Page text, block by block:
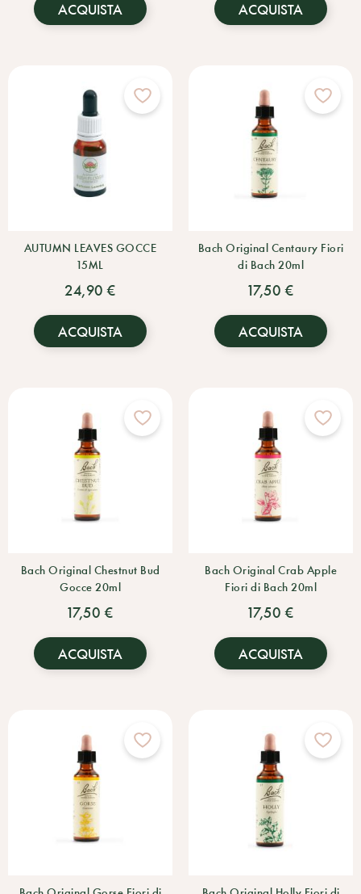
ACQUISTA ACQUISTA
AUTUMN LEAVES GOCCE
15ML
24,90 €
ACQUISTA
Bach Original Centaury Fiori
di Bach 20ml
17,50 €
ACQUISTA
Bach Original Chestnut Bud
Gocce 20ml
17,50 €
ACQUISTA
Bach Original Crab Apple
Fiori di Bach 20ml
17,50 €
ACQUISTA